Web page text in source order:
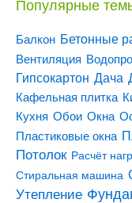
Популярные
Балкон Бетонные
Вентиляция
Гипсокартон Дача
Кафельная плитка
Кухня Обои Окна
Пластиковые окна
Потолок Расчёт
Стиральная машина
Утепление